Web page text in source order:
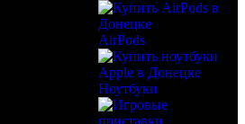
AirPods
Ноутбуки